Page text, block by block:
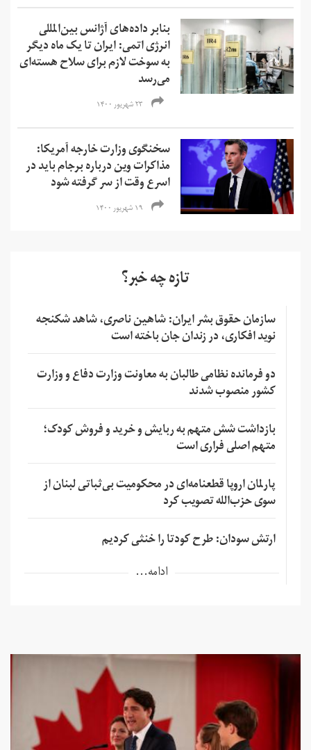
بنابر داده‌های آژانس بین‌المللی
انرژی اتمی: ایران تا یک ماه دیگر
به سوخت لازم برای سلاح هسته‌ای
می‌رسد
۲۳ شهریور ۱۴۰۰
سخنگوی وزارت خارجه آمریکا:
مذاکرات وین درباره برجام باید در
اسرع وقت از سر گرفته شود
۱۹ شهریور ۱۴۰۰
تازه چه خبر؟
سازمان حقوق بشر ایران: شاهین ناصری، شاهد شکنجه
نوید افکاری، در زندان جان باخته است
دو فرمانده نظامی طالبان به معاونت وزارت دفاع و وزارت
کشور منصوب شدند
بازداشت شش متهم به ربایش و خرید و فروش کودک؛
متهم اصلی فراری است
پارلمان اروپا قطعنامه‌ای در محکومیت بی‌ثباتی لبنان از
سوی حزب‌الله تصویب کرد
ارتش سودان: طرح کودتا را خنثی کردیم
ادامه...